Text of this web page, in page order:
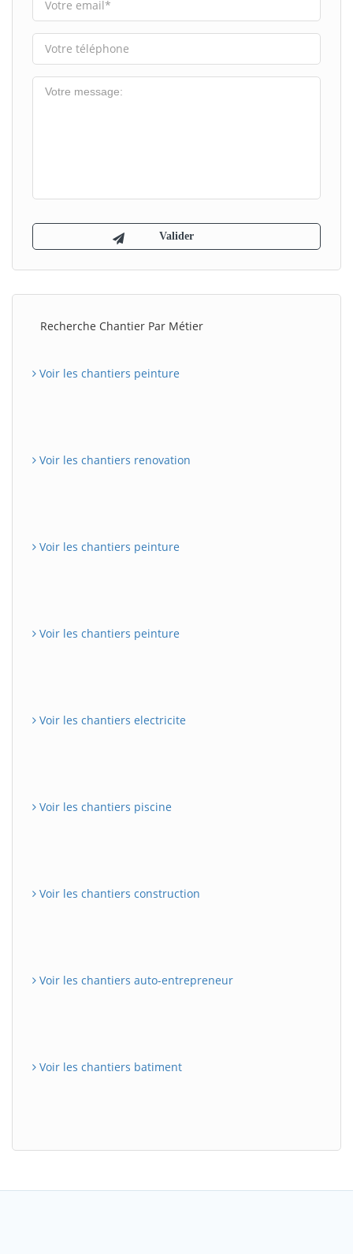
Recherche Chantier Par Métier
Voir les chantiers peinture
Voir les chantiers renovation
Voir les chantiers peinture
Voir les chantiers peinture
Voir les chantiers electricite
Voir les chantiers piscine
Voir les chantiers construction
Voir les chantiers auto-entrepreneur
Voir les chantiers batiment